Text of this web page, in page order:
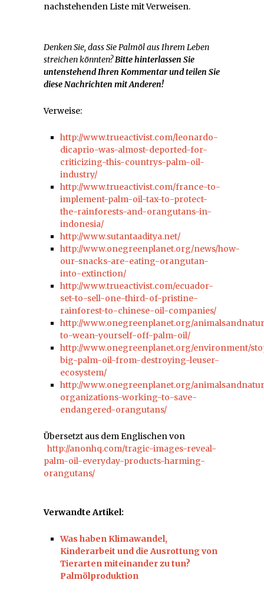
nachstehenden Liste mit Verweisen.
Denken Sie, dass Sie Palmöl aus Ihrem Leben
streichen könnten?Bitte hinterlassen Sie
untenstehend Ihren Kommentar und teilen Sie
diese Nachrichten mit Anderen!
Verweise:
http://www.trueactivist.com/leonardo-
dicaprio-was-almost-deported-for-
criticizing-this-countrys-palm-oil-
industry/
http://www.trueactivist.com/france-to-
implement-palm-oil-tax-to-protect-
the-rainforests-and-orangutans-in-
indonesia/
http://www.sutantaaditya.net/
http://www.onegreenplanet.org/news/how-
our-snacks-are-eating-orangutan-
into-extinction/
http://www.trueactivist.com/ecuador-
set-to-sell-one-third-of-pristine-
rainforest-to-chinese-oil-companies/
http://www.onegreenplanet.org/
to-wean-yourself-off-palm-oil/
http://www.onegreenplanet.org/environment/
big-palm-oil-from-destroying-leuser-
ecosystem/
http://www.onegreenplanet.org/
organizations-working-to-save-
endangered-orangutans/
Übersetzt aus dem Englischen von
http://anonhq.com/tragic-images-reveal-
palm-oil-everyday-products-harming-
orangutans/
Verwandte Artikel:
Was haben Klimawandel,
Kinderarbeit und die Ausrottung von
Tierarten miteinander zu tun?
Palmölproduktion